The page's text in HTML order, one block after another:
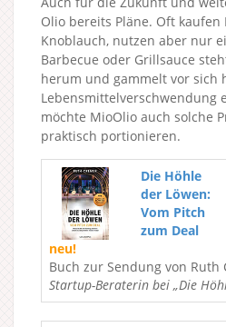
Olio bereits Pläne. Oft kaufen
Knoblauch, nutzen aber nur
Barbecue oder Grillsauce
herum und gammelt vor sich
Lebensmittelverschwendung
möchte MioOlio auch solche
praktisch portionieren.
Die Höhle
der Löwen:
Vom Pitch
zum Deal
neu!
Buch zur Sendung von Ruth
Startup-Beraterin bei „Die